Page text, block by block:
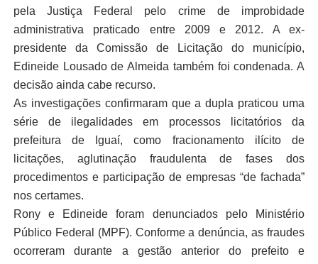
pela Justiça Federal pelo crime de improbidade
administrativa praticado entre 2009 e 2012. A ex-
presidente da Comissão de Licitação do município,
Edineide Lousado de Almeida também foi condenada. A
decisão ainda cabe recurso.
As investigações confirmaram que a dupla praticou uma
série de ilegalidades em processos licitatórios da
prefeitura de Iguaí, como fracionamento ilícito de
licitações, aglutinação fraudulenta de fases dos
procedimentos e participação de empresas “de fachada”
nos certames.
Rony e Edineide foram denunciados pelo Ministério
Público Federal (MPF). Conforme a denúncia, as fraudes
ocorreram durante a gestão anterior do prefeito e